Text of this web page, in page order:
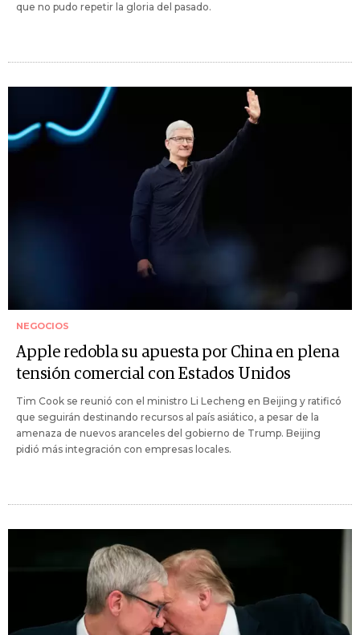
que no pudo repetir la gloria del pasado.
NEGOCIOS
Apple redobla su apuesta por China en plena
tensión comercial con Estados Unidos
Tim Cook se reunió con el ministro Li Lecheng en Beijing y ratificó
que seguirán destinando recursos al país asiático, a pesar de la
amenaza de nuevos aranceles del gobierno de Trump. Beijing
pidió más integración con empresas locales.